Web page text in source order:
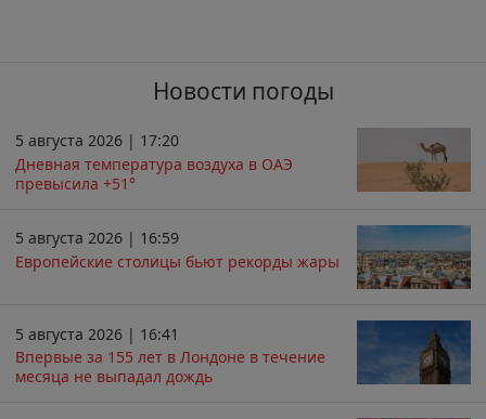
Новости погоды
5 августа 2026 | 17:20
Дневная температура воздуха в ОАЭ
превысила +51°
5 августа 2026 | 16:59
Европейские столицы бьют рекорды жары
5 августа 2026 | 16:41
Впервые за 155 лет в Лондоне в течение
месяца не выпадал дождь